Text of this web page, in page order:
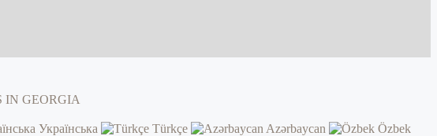
Українська Türkçe Azərbaycan
Özbek